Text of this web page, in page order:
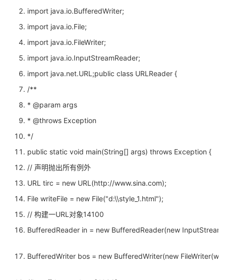
import java.io.BufferedWriter;
import java.io.File;
import java.io.FileWriter;
import java.io.InputStreamReader;
import java.net.URL;public class URLReader {
/**
* @param args
* @throws Exception
*/
public static void main(String[] args) throws Exception {
// 声明抛出所有例外
URL tirc = new URL(http://www.sina.com);
File writeFile = new File("d:\\style_1.html");
// 构建一URL对象14100
BufferedReader in = new BufferedReader(new
BufferedWriter bos = new BufferedWriter(new